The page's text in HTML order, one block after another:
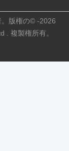
。版権の© -2026
. 複製権所有。